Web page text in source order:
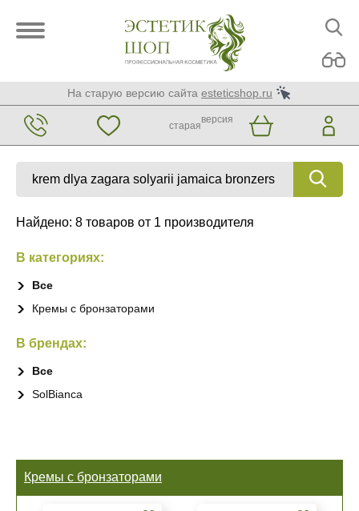
На старую версию сайта esteticshop.ru
старая
версия
Найдено: 8 товаров от 1 производителя
В категориях:
Все
Кремы с бронзаторами
В брендах:
Все
SolBianca
Кремы с бронзаторами